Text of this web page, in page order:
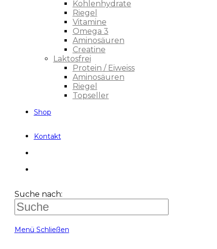
Kohlenhydrate
Riegel
Vitamine
Omega 3
Aminosäuren
Creatine
Laktosfrei
Protein / Eiweiss
Aminosäuren
Riegel
Topseller
Shop
Kontakt
Suche nach:
Menü Schließen